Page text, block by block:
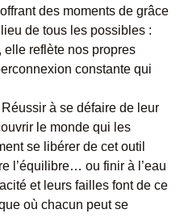
des moments de grâce
de tous les possibles :
elle reflète nos propres
constante qui
à se défaire de leur
le monde qui les
se libérer de cet outil
l’équilibre… ou finir à l’eau
et leurs failles font de ce
où chacun peut se